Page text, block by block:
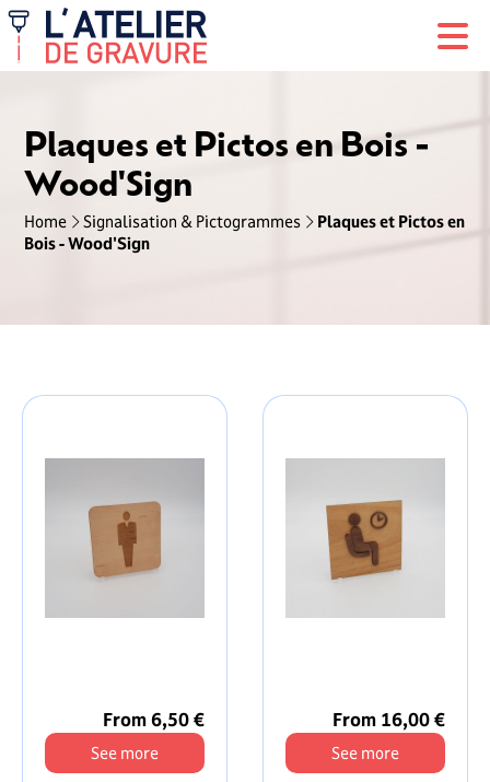
Plaques et Pictos en Bois -
Wood'Sign
Home Signalisation & Pictogrammes
Plaques et Pictos en
Bois - Wood'Sign
From 6,50 €
See more
From 16,00 €
See more